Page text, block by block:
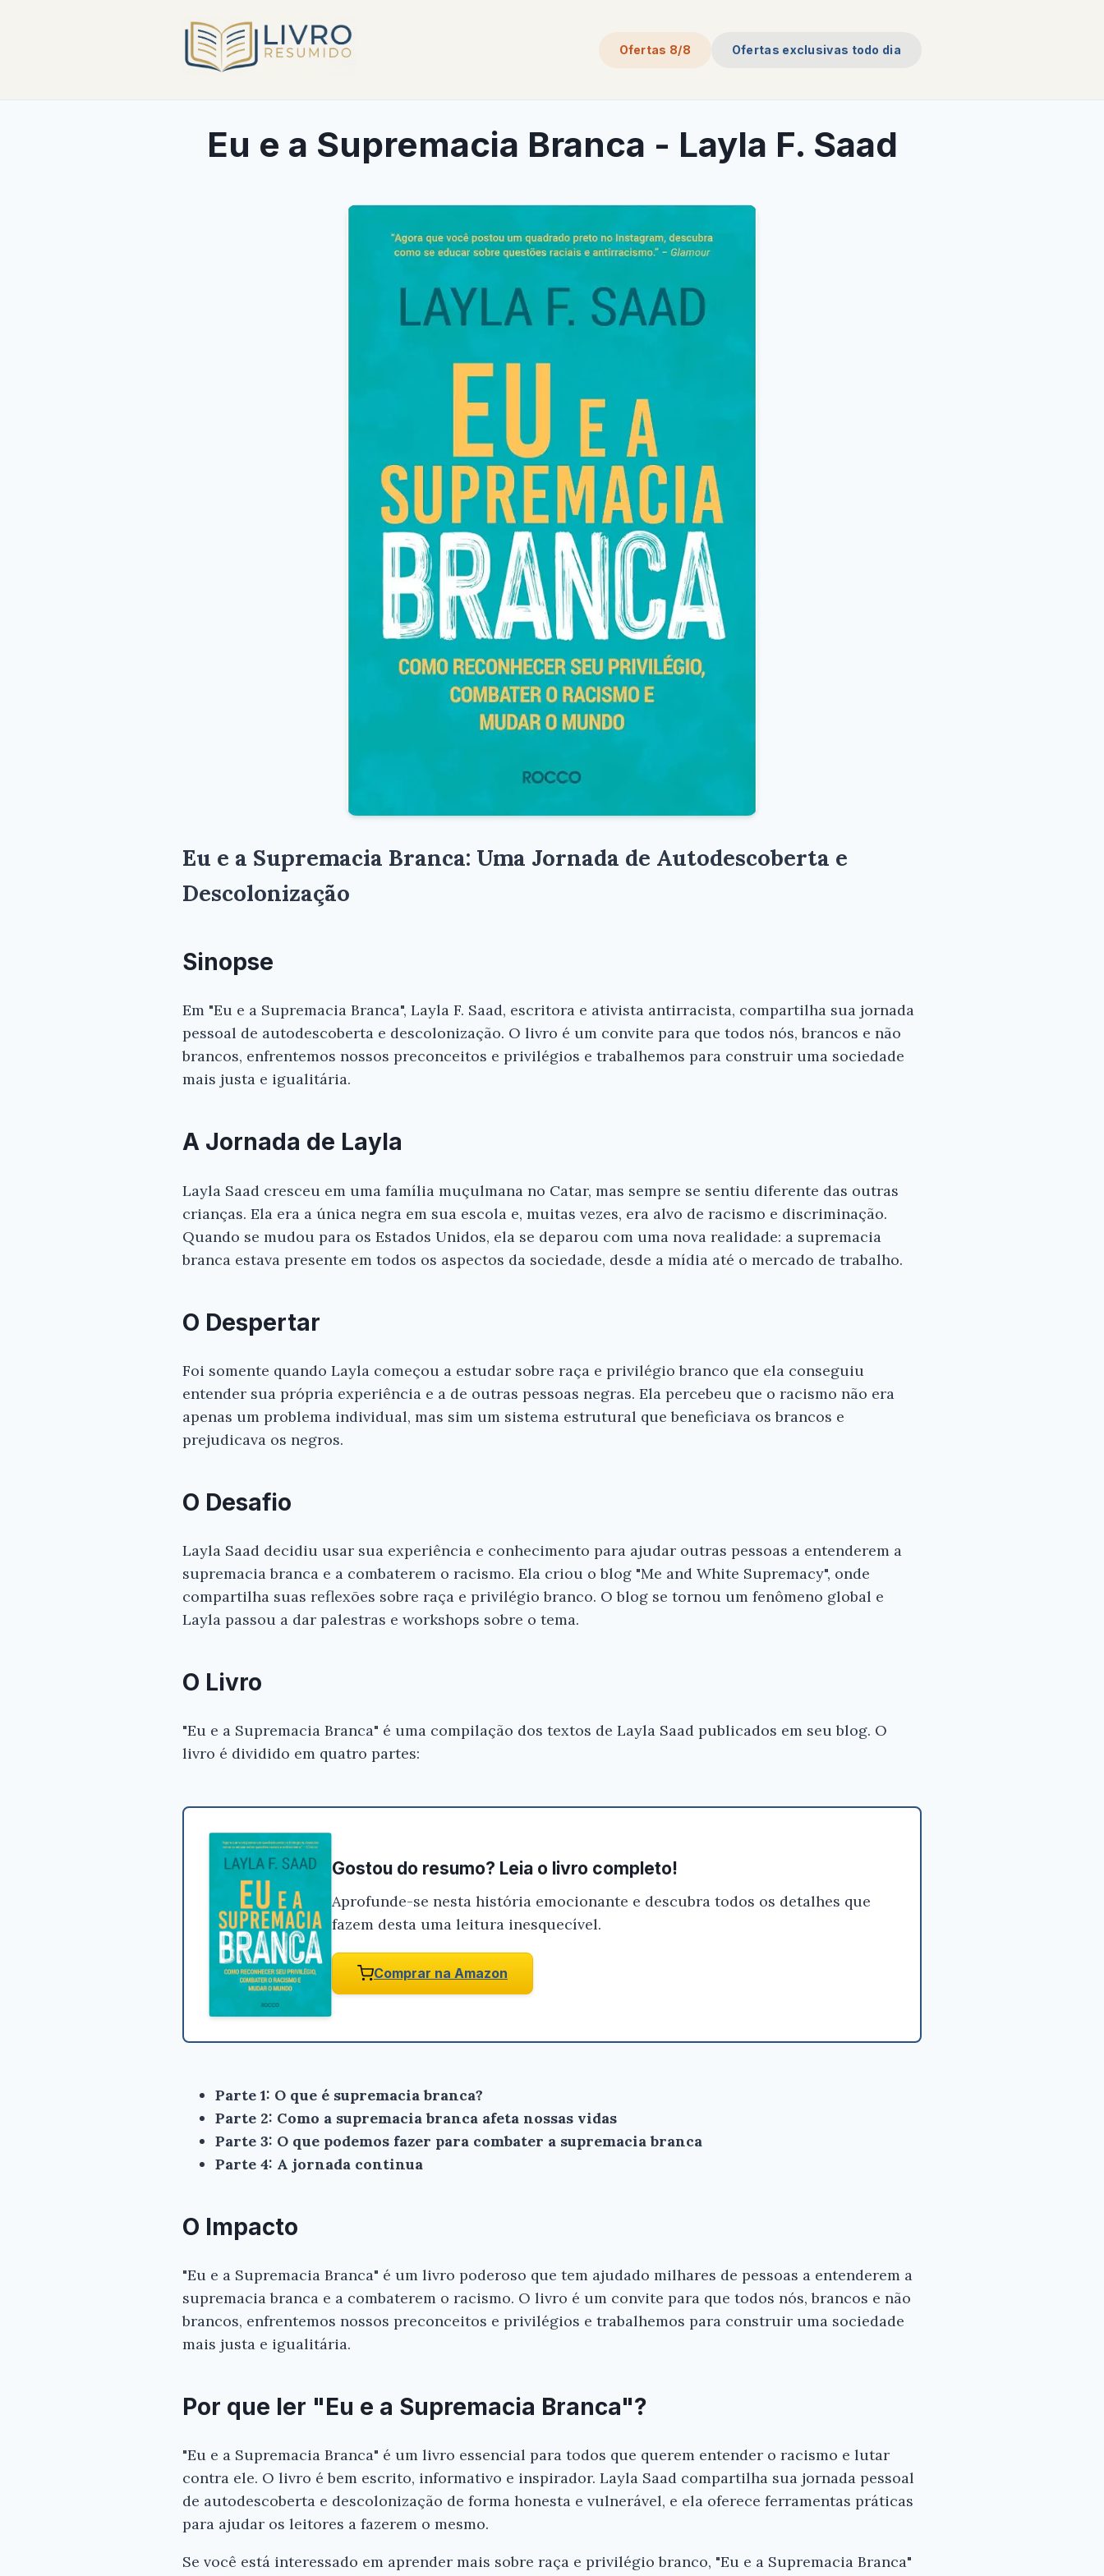
Ofertas 8/8 Ofertas exclusivas todo dia
Eu e a Supremacia Branca - Layla F. Saad
Eu e a Supremacia Branca: Uma Jornada de Autodescoberta e
Descolonização
Sinopse
Em "Eu e a Supremacia Branca", Layla F. Saad, escritora e ativista antirracista, compartilha sua jornada
pessoal de autodescoberta e descolonização. O livro é um convite para que todos nós, brancos e não
brancos, enfrentemos nossos preconceitos e privilégios e trabalhemos para construir uma sociedade
mais justa e igualitária.
A Jornada de Layla
Layla Saad cresceu em uma família muçulmana no Catar, mas sempre se sentiu diferente das outras
crianças. Ela era a única negra em sua escola e, muitas vezes, era alvo de racismo e discriminação.
Quando se mudou para os Estados Unidos, ela se deparou com uma nova realidade: a supremacia
branca estava presente em todos os aspectos da sociedade, desde a mídia até o mercado de trabalho.
O Despertar
Foi somente quando Layla começou a estudar sobre raça e privilégio branco que ela conseguiu
entender sua própria experiência e a de outras pessoas negras. Ela percebeu que o racismo não era
apenas um problema individual, mas sim um sistema estrutural que beneficiava os brancos e
prejudicava os negros.
O Desafio
Layla Saad decidiu usar sua experiência e conhecimento para ajudar outras pessoas a entenderem a
supremacia branca e a combaterem o racismo. Ela criou o blog "Me and White Supremacy", onde
compartilha suas reflexões sobre raça e privilégio branco. O blog se tornou um fenômeno global e
Layla passou a dar palestras e workshops sobre o tema.
O Livro
"Eu e a Supremacia Branca" é uma compilação dos textos de Layla Saad publicados em seu blog. O
livro é dividido em quatro partes:
Gostou do resumo? Leia o livro completo!
Aprofunde-se nesta história emocionante e descubra todos os detalhes que
fazem desta uma leitura inesquecível.
Comprar na Amazon
Parte 1: O que é supremacia branca?
Parte 2: Como a supremacia branca afeta nossas vidas
Parte 3: O que podemos fazer para combater a supremacia branca
Parte 4: A jornada continua
O Impacto
"Eu e a Supremacia Branca" é um livro poderoso que tem ajudado milhares de pessoas a entenderem a
supremacia branca e a combaterem o racismo. O livro é um convite para que todos nós, brancos e não
brancos, enfrentemos nossos preconceitos e privilégios e trabalhemos para construir uma sociedade
mais justa e igualitária.
Por que ler "Eu e a Supremacia Branca"?
"Eu e a Supremacia Branca" é um livro essencial para todos que querem entender o racismo e lutar
contra ele. O livro é bem escrito, informativo e inspirador. Layla Saad compartilha sua jornada pessoal
de autodescoberta e descolonização de forma honesta e vulnerável, e ela oferece ferramentas práticas
para ajudar os leitores a fazerem o mesmo.
Se você está interessado em aprender mais sobre raça e privilégio branco, "Eu e a Supremacia Branca"
×
que você tenha certeza de que o livro é bom
antes de comprar.
Eu e a Supremacia Branca - Layla F. Saad